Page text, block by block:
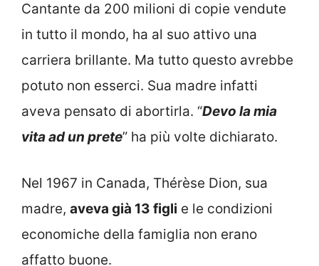
Cantante da 200 milioni di copie vendute
in tutto il mondo, ha al suo attivo una
carriera brillante. Ma tutto questo avrebbe
potuto non esserci. Sua madre infatti
aveva pensato di abortirla. “Devo la mia
vita ad un prete” ha più volte dichiarato.
Nel 1967 in Canada, Thérèse Dion, sua
madre, aveva già 13 figli e le condizioni
economiche della famiglia non erano
affatto buone.